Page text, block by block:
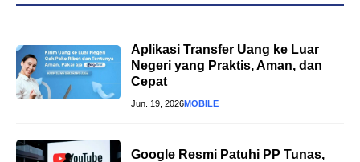
Aplikasi Transfer Uang ke Luar
Negeri yang Praktis, Aman, dan
Cepat
Jun. 19, 2026MOBILE
Google Resmi Patuhi PP Tunas,